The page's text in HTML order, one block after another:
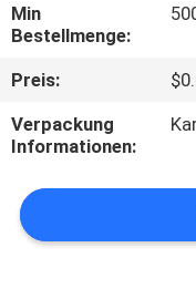
MIT
UNS
Min
Bestellmenge:
Preis:
Verpackung
Informationen: